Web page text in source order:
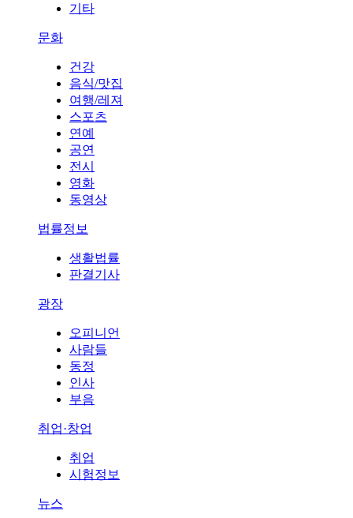
기타
문화
건강
음식/맛집
여행/레져
스포츠
연예
공연
전시
영화
동영상
법률정보
생활법률
판결기사
광장
오피니언
사람들
동정
인사
부음
취업·창업
취업
시험정보
뉴스